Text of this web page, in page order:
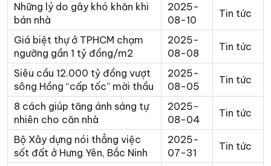
Những lý do gây khó khăn khi
bán nhà
2025-
08-10
Tin tức
Giá biệt thự ở TPHCM chạm
ngưỡng gần 1 tỷ đồng/m2
2025-
08-08
Tin tức
Siêu cầu 12.000 tỷ đồng vượt
sông Hồng “cấp tốc” mời thầu
2025-
08-05
Tin tức
8 cách giúp tăng ánh sáng tự
nhiên cho căn nhà
2025-
08-04
Tin tức
Bộ Xây dựng nói thẳng việc
sốt đất ở Hưng Yên, Bắc Ninh
2025-
07-31
Tin tức